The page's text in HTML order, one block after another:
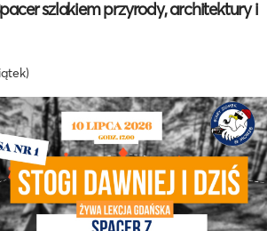
szlakiem przyrody, architektury i